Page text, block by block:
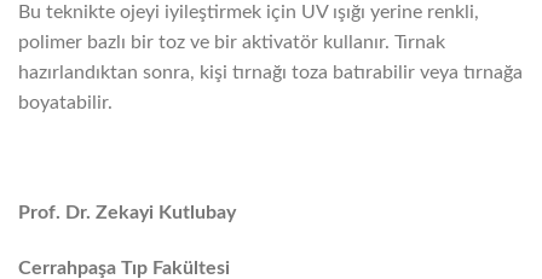
Bu teknikte ojeyi iyileştirmek için UV ışığı yerine renkli,
polimer bazlı bir toz ve bir aktivatör kullanır. Tırnak
hazırlandıktan sonra, kişi tırnağı toza batırabilir veya tırnağa
boyatabilir.
Prof. Dr. Zekayi Kutlubay
Cerrahpaşa Tıp Fakültesi